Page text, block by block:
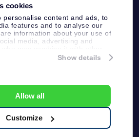
cookies
personalise content and ads, to
features and to analyse our
information about your use of
media, advertising and
provided to them or that
Show details
Allow all
Customize
服務:help@osr.org
VAT: NL 8538.62.722B01
One Million Stars
件
隱私政策和免責聲明